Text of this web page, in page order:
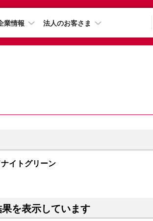
業情報 法人のお客さま
イトグリーン
を表示しています